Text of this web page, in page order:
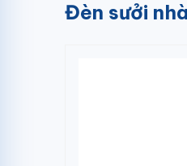
Đèn sưởi